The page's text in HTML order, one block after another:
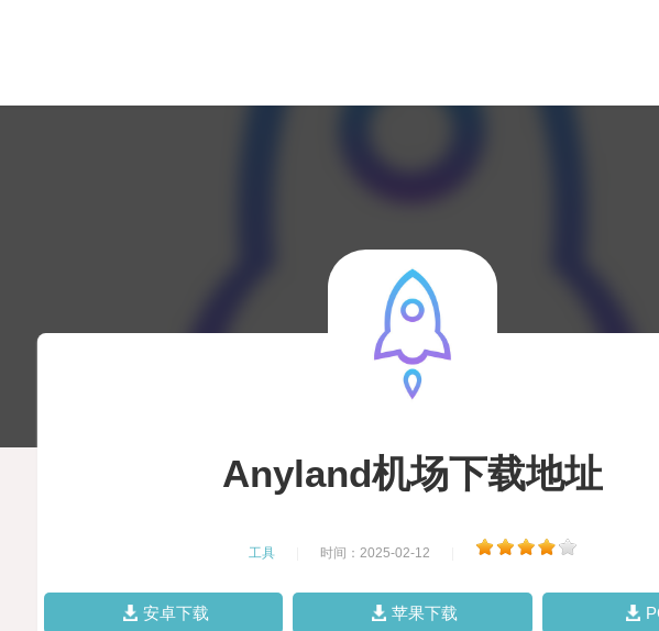
Anyland机场下载地址
工具 时间：2025-02-12
安卓下载 苹果下载